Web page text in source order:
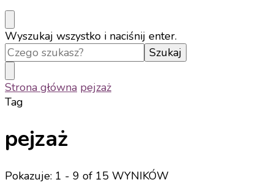
Szukasz
czegoś?
Wyszukaj wszystko i naciśnij enter.
Strona główna pejzaż
Tag
pejzaż
Pokazuje: 1 - 9 of 15 WYNIKÓW